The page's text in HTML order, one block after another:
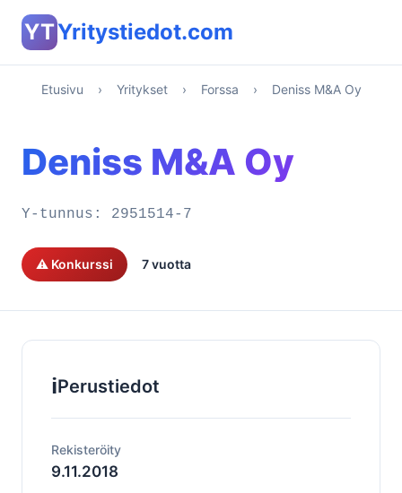
YTYritystiedot.com
Etusivu › Yritykset › Forssa › Deniss M&A Oy
Deniss M&A Oy
Y-tunnus: 2951514-7
⚠️ Konkurssi 7 vuotta
ℹ️Perustiedot
Rekisteröity
9.11.2018